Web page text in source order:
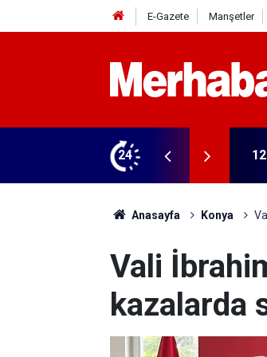
E-Gazete Manşetler
24
Anasayfa Konya
Vali
kazalarda